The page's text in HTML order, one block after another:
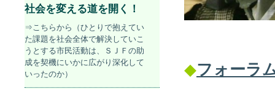
◆フォーラ
社会を変える道を開く！
⇒こちらから（ひとりで抱えてい
た課題を社会全体で解決していこ
うとする市民活動は、ＳＪＦの助
成を契機にいかに広がり深化して
いったのか）